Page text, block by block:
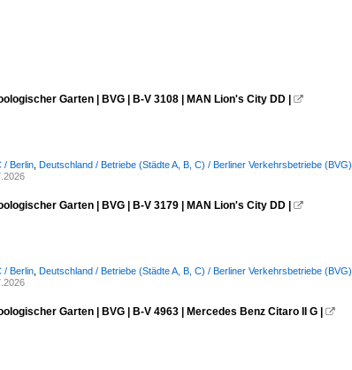
Garten | BVG | B-V 3108 | MAN Lion's City DD | 
/ Berlin Deutschland / Betriebe (Städte A, B, C) / Berliner Verkehrsbetriebe (BVG)
Garten | BVG | B-V 3179 | MAN Lion's City DD | 
/ Berlin Deutschland / Betriebe (Städte A, B, C) / Berliner Verkehrsbetriebe (BVG)
Garten | BVG | B-V 4963 | Mercedes Benz Citaro II G | 